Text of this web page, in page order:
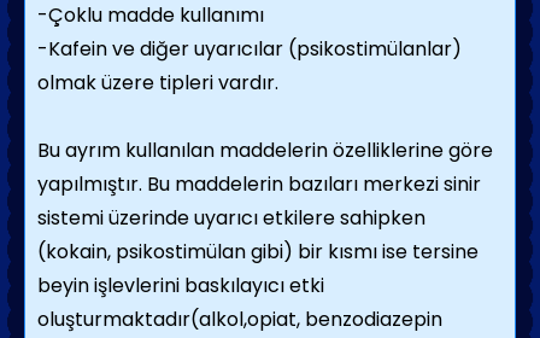
-Çoklu madde kullanımı
-Kafein ve diğer uyarıcılar (psikostimülanlar)
olmak üzere tipleri vardır.
Bu ayrım kullanılan maddelerin özelliklerine göre
yapılmıştır. Bu maddelerin bazıları merkezi sinir
sistemi üzerinde uyarıcı etkilere sahipken
(kokain, psikostimülan gibi) bir kısmı ise tersine
beyin işlevlerini baskılayıcı etki
oluşturmaktadır(alkol,opiat, benzodiazepin